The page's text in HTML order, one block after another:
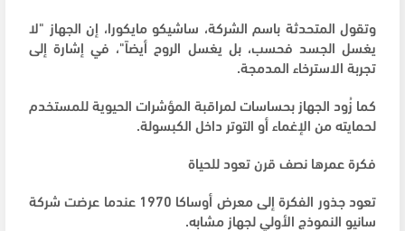
وتقول المتحدثة باسم الشركة، ساشيكو مايكورا، إن الجهاز "لا
يغسل الجسد فحسب، بل يغسل الروح أيضاً"، في إشارة إلى
تجربة الاسترخاء المدمجة.
كما زُود الجهاز بحساسات لمراقبة المؤشرات الحيوية للمستخدم
لحمايته من الإغماء أو التوتر داخل الكبسولة.
فكرة عمرها نصف قرن تعود للحياة
تعود جذور الفكرة إلى معرض أوساكا 1970 عندما عرضت شركة
سانيو النموذج الأولي لجهاز مشابه.